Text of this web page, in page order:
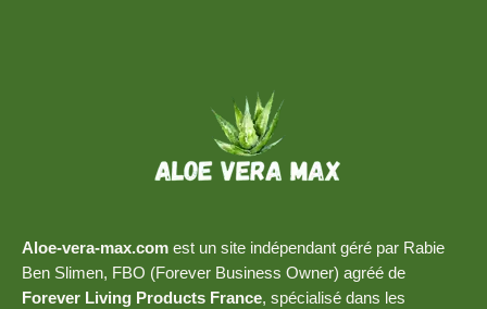
Aloe-vera-max.com est un site indépendant géré par Rabie
Ben Slimen, FBO (Forever Business Owner) agréé de
Forever Living Products France, spécialisé dans les